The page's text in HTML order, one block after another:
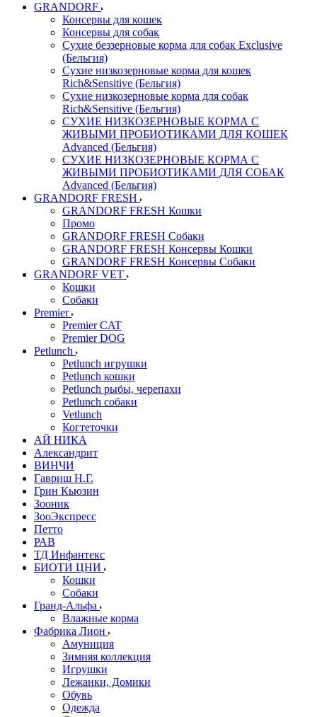
GRANDORF
Консервы для кошек
Консервы для собак
Сухие беззерновые корма для собак Exclusive
(Бельгия)
Сухие низкозерновые корма для кошек
Rich&Sensitive (Бельгия)
Сухие низкозерновые корма для собак
Rich&Sensitive (Бельгия)
СУХИЕ НИЗКОЗЕРНОВЫЕ КОРМА С
ЖИВЫМИ ПРОБИОТИКАМИ ДЛЯ КОШЕК
Advanced (Бельгия)
СУХИЕ НИЗКОЗЕРНОВЫЕ КОРМА С
ЖИВЫМИ ПРОБИОТИКАМИ ДЛЯ СОБАК
Advanced (Бельгия)
GRANDORF FRESH
GRANDORF FRESH Кошки
Промо
GRANDORF FRESH Собаки
GRANDORF FRESH Консервы Кошки
GRANDORF FRESH Консервы Собаки
GRANDORF VET
Кошки
Собаки
Premier
Premier CAT
Premier DOG
Petlunch
Petlunch игрушки
Petlunch кошки
Petlunch рыбы, черепахи
Petlunch собаки
Vetlunch
Когтеточки
АЙ НИКА
Александрит
ВИНЧИ
Гавриш Н.Г.
Грин Кьюзин
Зооник
ЗооЭкспресс
Петто
РАВ
ТД Инфантекс
БИОТИ ЦНИ
Кошки
Собаки
Гранд-Альфа
Влажные корма
Фабрика Лион
Амуниция
Зимняя коллекция
Игрушки
Лежанки, Домики
Обувь
Одежда